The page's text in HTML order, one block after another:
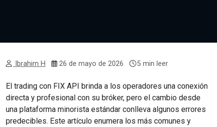
Ibrahim H 26 de mayo de 2026 5 min leer
El trading con FIX API brinda a los operadores una conexión
directa y profesional con su bróker, pero el cambio desde
una plataforma minorista estándar conlleva algunos errores
predecibles. Este artículo enumera los más comunes y